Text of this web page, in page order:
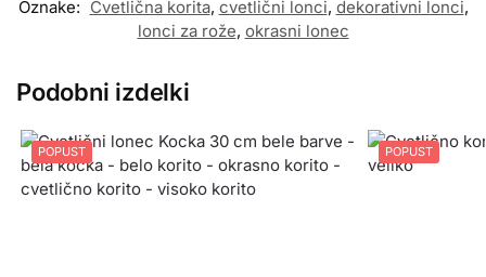
Oznake: Cvetlična korita, cvetlični lonci, dekorativni lonci,
lonci za rože, okrasni lonec
Podobni izdelki
POPUST POPUST